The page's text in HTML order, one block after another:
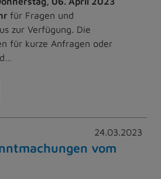
für Fragen und
zur Verfügung. Die
für kurze Anfragen oder
24.03.2023
vom